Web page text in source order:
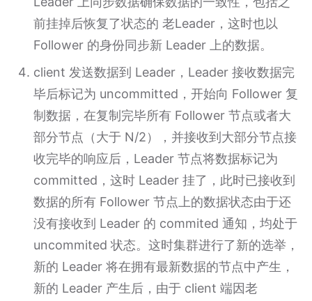
前挂掉后恢复了状态的 老Leader，这时也以
Follower 的身份同步新 Leader 上的数据。
client 发送数据到 Leader，Leader 接收数据完
毕后标记为 uncommitted，开始向 Follower 复
制数据，在复制完毕所有 Follower 节点或者大
部分节点（大于 N/2），并接收到大部分节点接
收完毕的响应后，Leader 节点将数据标记为
committed，这时 Leader 挂了，此时已接收到
数据的所有 Follower 节点上的数据状态由于还
没有接收到 Leader 的 commited 通知，均处于
uncommited 状态。这时集群进行了新的选举，
新的 Leader 将在拥有最新数据的节点中产生，
新的 Leader 产生后，由于 client 端因老